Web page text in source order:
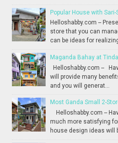
Popular House with Sari-
Helloshabby.com --
store that you can
can be ideas for
Maganda Bahay at
Helloshabby.com --
will provide many
and you will generat...
Most Ganda Small 2-
Helloshabby.com --
much more satisfying
house design ideas will